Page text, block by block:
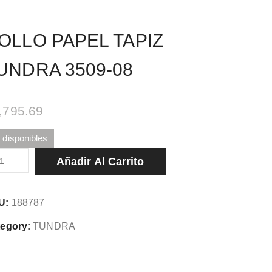
PAPEL TAPIZ
3509-08
disponibles
Añadir Al Carrito
188787
TUNDRA